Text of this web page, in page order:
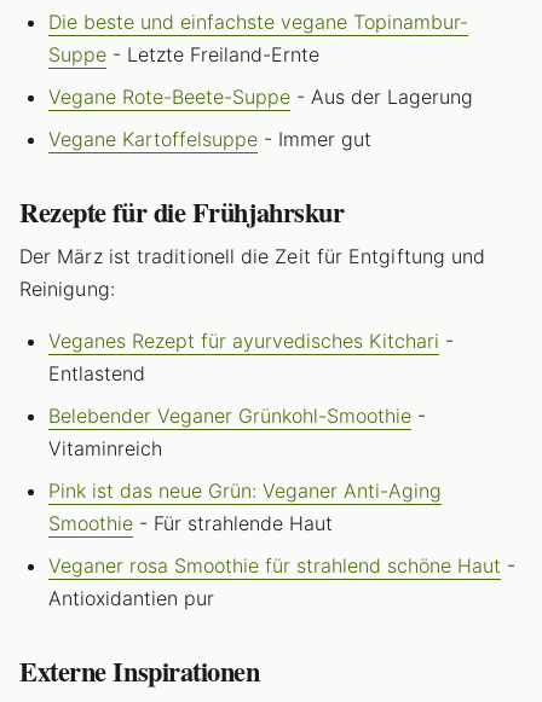
Die beste und einfachste vegane Topinambur-
Suppe - Letzte Freiland-Ernte
Vegane Rote-Beete-Suppe - Aus der Lagerung
Vegane Kartoffelsuppe - Immer gut
Rezepte für die Frühjahrskur
Der März ist traditionell die Zeit für Entgiftung und
Reinigung:
Veganes Rezept für ayurvedisches Kitchari -
Entlastend
Belebender Veganer Grünkohl-Smoothie -
Vitaminreich
Pink ist das neue Grün: Veganer Anti-Aging
Smoothie - Für strahlende Haut
Veganer rosa Smoothie für strahlend schöne Haut -
Antioxidantien pur
Externe Inspirationen